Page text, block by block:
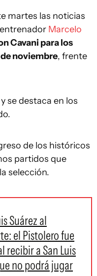
martes las noticias
Marcelo
Cavani para los
noviembre, frente
se destaca en los
de los históricos
partidos que
selección.
Suárez al
el Pistolero fue
a San Luis
no podrá jugar